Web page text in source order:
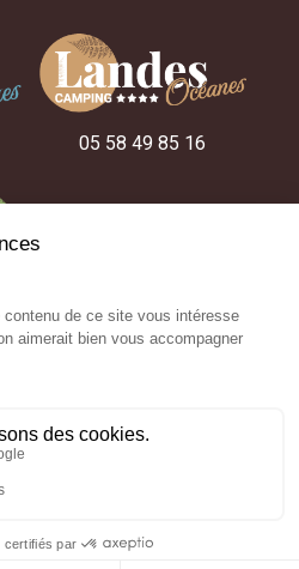
05 58 49 85 16
48 22 52
DE ESTANCIA